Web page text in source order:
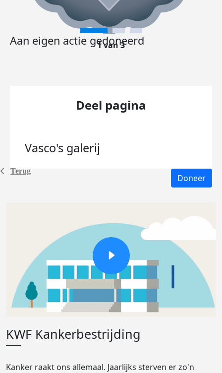
Terug
Aan eigen actie gedoneerd
1 van 3
Deel pagina
Vasco's galerij
Doneer
KWF Kankerbestrijding
Kanker raakt ons allemaal. Jaarlijks sterven er zo'n